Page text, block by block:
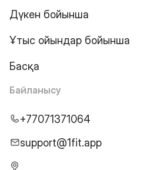
Дүкен бойынша
Ұтыс ойындар бойынша
Басқа
Байланысу
+77071371064
support@1fit.app